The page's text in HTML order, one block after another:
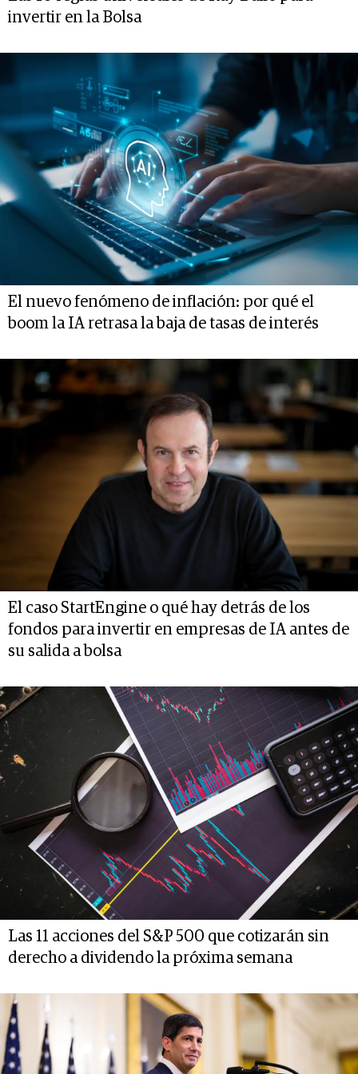
invertir en la Bolsa
El nuevo fenómeno de inflación: por qué el
boom la IA retrasa la baja de tasas de interés
El caso StartEngine o qué hay detrás de los
fondos para invertir en empresas de IA antes de
su salida a bolsa
Las 11 acciones del S&P 500 que cotizarán sin
derecho a dividendo la próxima semana